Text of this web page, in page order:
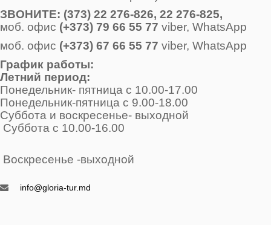
ЗВОНИТE: (373) 22 276-826, 22 276-825,
моб. офис (+373) 79 66 55 77 viber, WhatsApp
моб. офис (+373) 67 66 55 77 viber, WhatsApp
График работы:
Летний период:
Понедельник- пятница с 10.00-17.00
Понедельник-пятница с 9.00-18.00
Суббота и воскресенье- выходной
Суббота с 10.00-16.00
Воскресенье -выходной
info@gloria-tur.md